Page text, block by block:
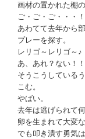
画材の置かれた棚
ご・ご・ご・・・！
あわてて去年から
プレーを探す。
レリゴ～レリゴ～♪
あ、あれ？ない！！
そうこうしている
こむ。
やばい。
去年は逃げられて
卵を生まれて大変
でも叩き潰す勇気は